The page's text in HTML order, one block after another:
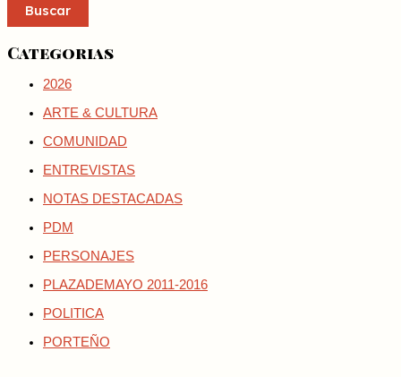
Buscar
Categorias
2026
ARTE & CULTURA
COMUNIDAD
ENTREVISTAS
NOTAS DESTACADAS
PDM
PERSONAJES
PLAZADEMAYO 2011-2016
POLITICA
PORTEÑO